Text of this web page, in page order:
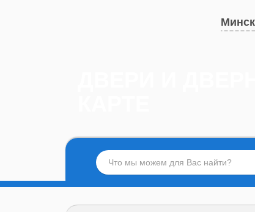
Минск